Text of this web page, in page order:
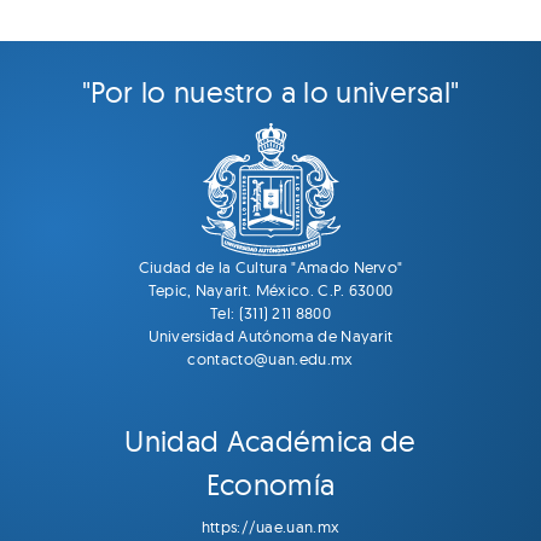
"Por lo nuestro a lo universal"
Ciudad de la Cultura "Amado Nervo"
Tepic, Nayarit. México. C.P. 63000
Tel: (311) 211 8800
Universidad Autónoma de Nayarit
contacto@uan.edu.mx
Unidad Académica de
Economía
https://uae.uan.mx